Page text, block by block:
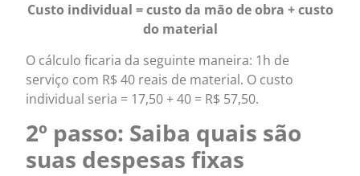
Custo individual = custo da mão de obra + custo
do material
O cálculo ficaria da seguinte maneira: 1h de
serviço com R$ 40 reais de material. O custo
individual seria = 17,50 + 40 = R$ 57,50.
2º passo: Saiba quais são
suas despesas fixas